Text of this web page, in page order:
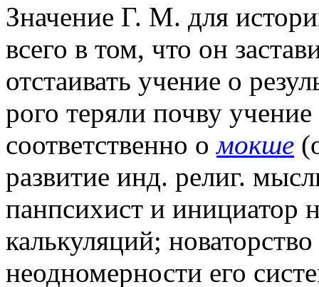
Значение Г. М. для
всего в том, что он
отстаивать учение о
рого теряли почву
соответственно омокше
развитие инд. религ.
панпсихист и инициатор
калькуляций;
неодномерности его